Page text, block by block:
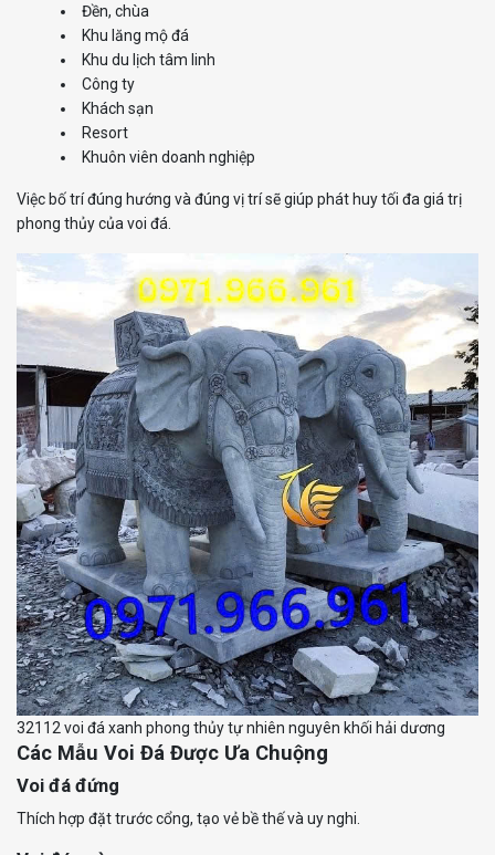
Đền, chùa
Khu lăng mộ đá
Khu du lịch tâm linh
Công ty
Khách sạn
Resort
Khuôn viên doanh nghiệp
Việc bố trí đúng hướng và đúng vị trí sẽ giúp phát huy tối đa giá trị
phong thủy của voi đá.
32112 voi đá xanh phong thủy tự nhiên nguyên khối hải dương
Các Mẫu Voi Đá Được Ưa Chuộng
Voi đá đứng
Thích hợp đặt trước cổng, tạo vẻ bề thế và uy nghi.